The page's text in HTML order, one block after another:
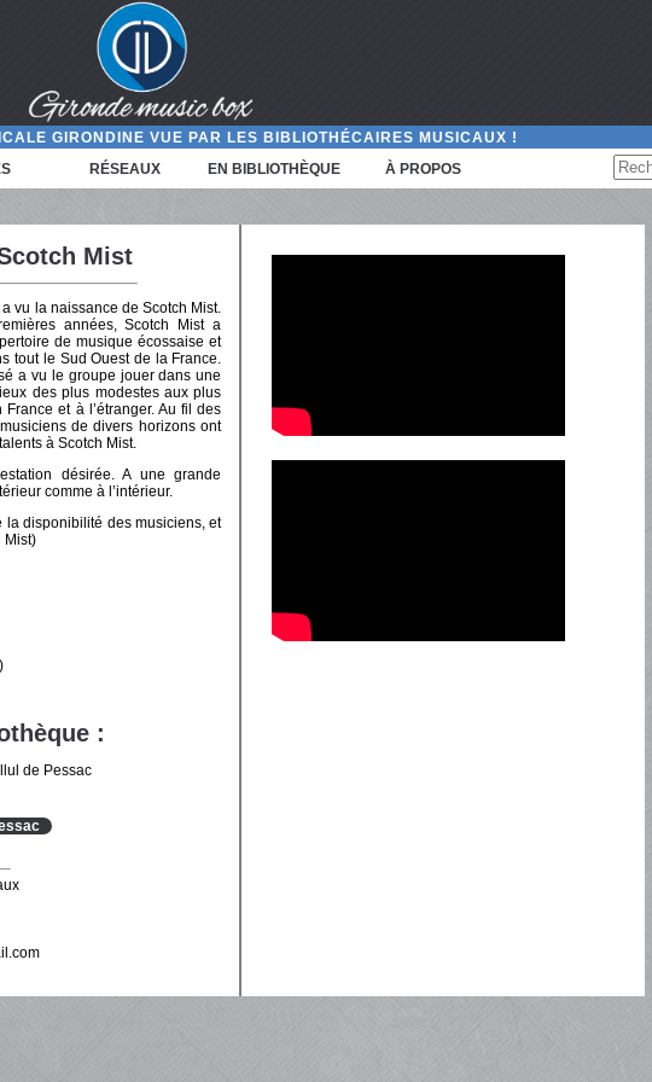
GIRONDINE VUE PAR LES BIBLIOTHÉCAIRES MUSICAUX !
RÉSEAUX EN BIBLIOTHÈQUE À PROPOS
Mist
a vu la naissance de Scotch Mist.
années, Scotch Mist a
de musique écossaise et
tout le Sud Ouest de la France.
a vu le groupe jouer dans une
des plus modestes aux plus
France et à l’étranger. Au fil des
de divers horizons ont
à Scotch Mist.
désirée. A une grande
comme à l’intérieur.
la disponibilité des musiciens, et
Mist)
:
de Pessac